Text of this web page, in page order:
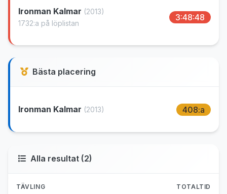
Ironman Kalmar (2013)
1732:a på löplistan
3:48:48
Bästa placering
Ironman Kalmar (2013) 408:a
Alla resultat (2)
TÄVLING TOTALTID